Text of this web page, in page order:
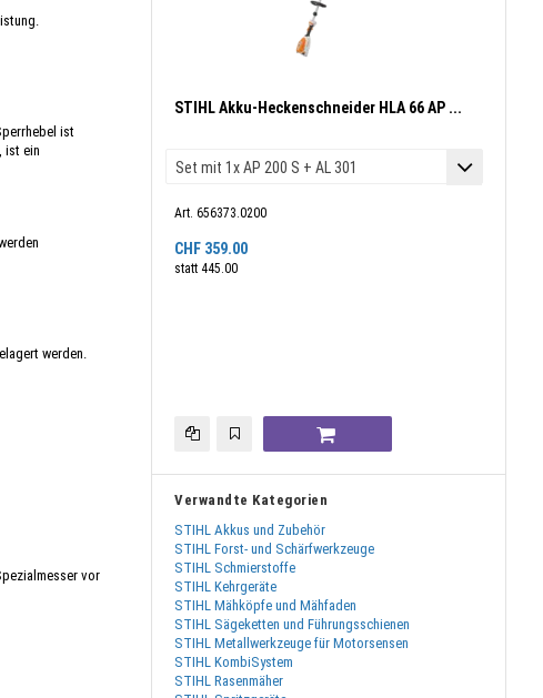
ist
ist ein
werden.
vor
STIHL Akku-Heckenschneider HLA 66 AP ...
Art. 656373.0200
CHF 359.00
statt 445.00
Verwandte Kategorien
STIHL Akkus und Zubehör
STIHL Forst- und Schärfwerkzeuge
STIHL Schmierstoffe
STIHL Kehrgeräte
STIHL Mähköpfe und Mähfaden
STIHL Sägeketten und Führungsschienen
STIHL Metallwerkzeuge für Motorsensen
STIHL KombiSystem
STIHL Rasenmäher